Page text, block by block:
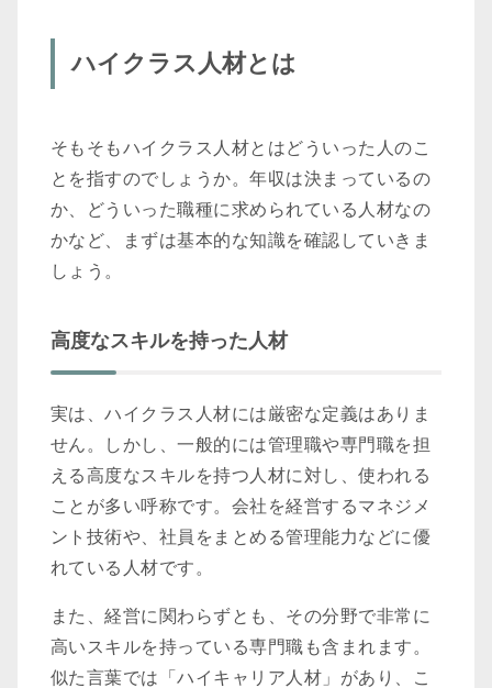
ハイクラス人材とは
そもそもハイクラス人材とはどういった人のこ
とを指すのでしょうか。年収は決まっているの
か、どういった職種に求められている人材なの
かなど、まずは基本的な知識を確認していきま
しょう。
高度なスキルを持った人材
実は、ハイクラス人材には厳密な定義はありま
せん。しかし、一般的には管理職や専門職を担
える高度なスキルを持つ人材に対し、使われる
ことが多い呼称です。会社を経営するマネジメ
ント技術や、社員をまとめる管理能力などに優
れている人材です。
また、経営に関わらずとも、その分野で非常に
高いスキルを持っている専門職も含まれます。
似た言葉では「ハイキャリア人材」があり、こ